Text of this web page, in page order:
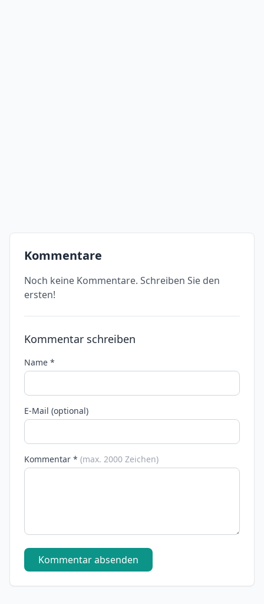
Kommentare
Noch keine Kommentare. Schreiben Sie den
ersten!
Kommentar schreiben
Name *
E-Mail (optional)
Kommentar * (max. 2000 Zeichen)
Kommentar absenden